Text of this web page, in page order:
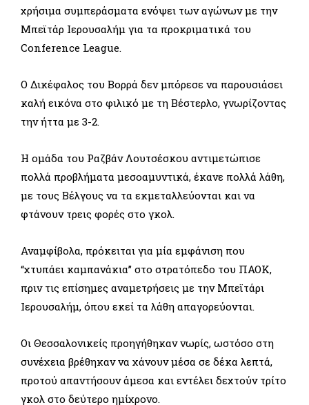
χρήσιμα συμπεράσματα ενόψει των αγώνων με την
Μπεϊτάρ Ιερουσαλήμ για τα προκριματικά του
Conference League.
Ο Δικέφαλος του Βορρά δεν μπόρεσε να παρουσιάσει
καλή εικόνα στο φιλικό με τη Βέστερλο, γνωρίζοντας
την ήττα με 3-2.
Η ομάδα του Ραζβάν Λουτσέσκου αντιμετώπισε
πολλά προβλήματα μεσοαμυντικά, έκανε πολλά λάθη,
με τους Βέλγους να τα εκμεταλλεύονται και να
φτάνουν τρεις φορές στο γκολ.
Αναμφίβολα, πρόκειται για μία εμφάνιση που
“χτυπάει καμπανάκια” στο στρατόπεδο του ΠΑΟΚ,
πριν τις επίσημες αναμετρήσεις με την Μπεϊτάρι
Ιερουσαλήμ, όπου εκεί τα λάθη απαγορεύονται.
Οι Θεσσαλονικείς προηγήθηκαν νωρίς, ωστόσο στη
συνέχεια βρέθηκαν να χάνουν μέσα σε δέκα λεπτά,
προτού απαντήσουν άμεσα και εντέλει δεχτούν τρίτο
γκολ στο δεύτερο ημίχρονο.